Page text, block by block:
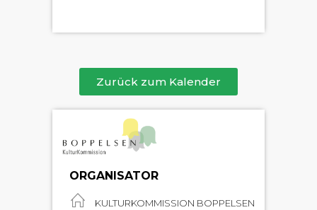
Zurück zum Kalender
ORGANISATOR
KULTURKOMMISSION BOPPELSEN